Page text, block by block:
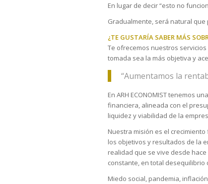
En lugar de decir “esto no
Gradualmente, será natural
¿TE GUSTARÍA SABER MÁS
Te ofrecemos nuestros
tomada sea la más objetiva y
“Aumentamos la
En ARH ECONOMIST tenemos
financiera, alineada con el
liquidez y viabilidad de la
Nuestra misión es el
los objetivos y resultados de la
realidad que se vive desde
constante, en total desequilibrio
Miedo social, pandemia,